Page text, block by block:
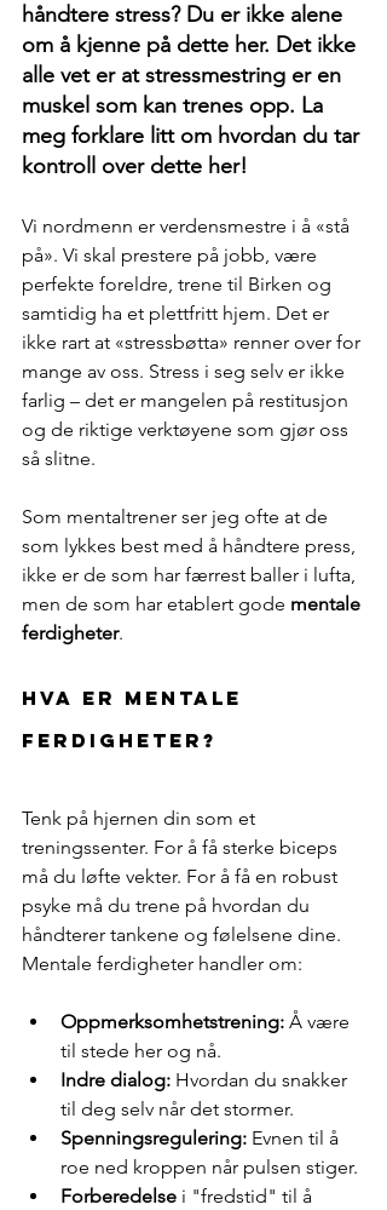
håndtere stress? Du er ikke alene
om å kjenne på dette her. Det ikke
alle vet er at stressmestring er en
muskel som kan trenes opp. La
meg forklare litt om hvordan du tar
kontroll over dette her!
Vi nordmenn er verdensmestre i å «stå
på». Vi skal prestere på jobb, være
perfekte foreldre, trene til Birken og
samtidig ha et plettfritt hjem. Det er
ikke rart at «stressbøtta» renner over for
mange av oss. Stress i seg selv er ikke
farlig – det er mangelen på restitusjon
og de riktige verktøyene som gjør oss
så slitne.
Som mentaltrener ser jeg ofte at de
som lykkes best med å håndtere press,
ikke er de som har færrest baller i lufta,
men de som har etablert gode mentale
ferdigheter.
Hva eR mentale
ferdigheter?
Tenk på hjernen din som et
treningssenter. For å få sterke biceps
må du løfte vekter. For å få en robust
psyke må du trene på hvordan du
håndterer tankene og følelsene dine.
Mentale ferdigheter handler om:
Oppmerksomhetstrening: Å være
til stede her og nå.
Indre dialog: Hvordan du snakker
til deg selv når det stormer.
Spenningsregulering: Evnen til å
roe ned kroppen når pulsen stiger.
Forberedelse i "fredstid" til å